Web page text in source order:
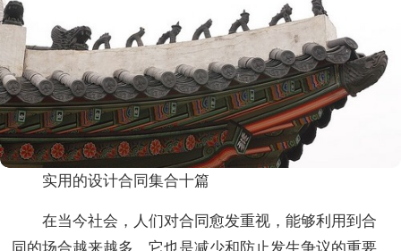
实用的设计合同集合十篇
在当今社会，人们对合同愈发重视，能够利用到合